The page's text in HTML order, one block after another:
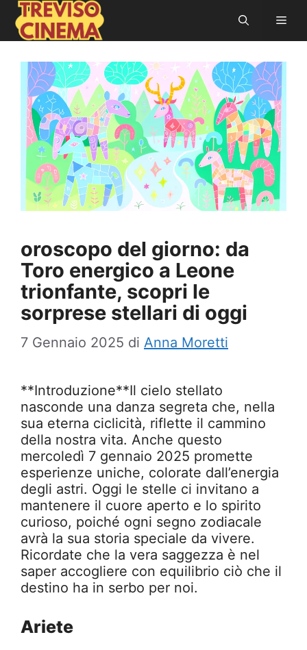
Vai
contenuto
oroscopo del giorno: da
Toro energico a Leone
trionfante, scopri le
sorprese stellari di oggi
7 Gennaio 2025 di Anna Moretti
**Introduzione**Il cielo stellato
nasconde una danza segreta che, nella
sua eterna ciclicità, riflette il cammino
della nostra vita. Anche questo
mercoledì 7 gennaio 2025 promette
esperienze uniche, colorate dall’energia
degli astri. Oggi le stelle ci invitano a
mantenere il cuore aperto e lo spirito
curioso, poiché ogni segno zodiacale
avrà la sua storia speciale da vivere.
Ricordate che la vera saggezza è nel
saper accogliere con equilibrio ciò che il
destino ha in serbo per noi.
Ariete